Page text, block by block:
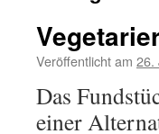
Veröffentlicht am 26.
Das
einer